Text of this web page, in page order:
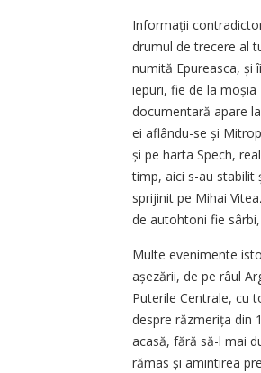
Informații
drumul de trecere al
numită Epureasca, și
iepuri, fie de la moșia
documentară apare
ei aflându-se și
și pe harta Spech,
timp, aici s-au stabilit
sprijinit pe Mihai
de autohtoni fie
Multe evenimente
așezării, de pe râul
Puterile Centrale, cu
despre răzmerița din
acasă, fără să-l mai
rămas și amintirea